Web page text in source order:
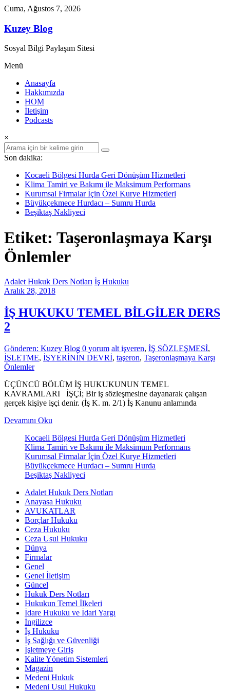
İçeriğe
Cuma, Ağustos 7, 2026
Kuzey Blog
Sosyal Bilgi Paylaşım Sitesi
Menü
Anasayfa
Hakkımızda
HOM
İletişim
Podcasts
×
Son dakika:
Kocaeli Bölgesi Hurda Geri Dönüşüm Hizmetleri
Klima Tamiri ve Bakımı ile Maksimum Performans
Kurumsal Firmalar İçin Özel Kurye Hizmetleri
Büyükçekmece Hurdacı – Sumru Hurda
Beşiktaş Nakliyeci
Etiket: Taşeronlaşmaya Karşı
Önlemler
Adalet Hukuk Ders Notları İş Hukuku
Aralık 28, 2018
İŞ HUKUKU TEMEL BİLGİLER DERS
2
Gönderen: Kuzey Blog 0 yorum alt işveren, İŞ SÖZLEŞMESİ,
İŞLETME, İŞYERİNİN DEVRİ, taşeron, Taşeronlaşmaya Karşı
Önlemler
ÜÇÜNCÜ BÖLÜM İŞ HUKUKUNUN TEMEL
KAVRAMLARI İŞÇİ; Bir iş sözleşmesine dayanarak çalışan
gerçek kişiye işçi denir. (İş K. m. 2/1) İş Kanunu anlamında
Devamını Oku
Kocaeli Bölgesi Hurda Geri Dönüşüm Hizmetleri
Klima Tamiri ve Bakımı ile Maksimum Performans
Kurumsal Firmalar İçin Özel Kurye Hizmetleri
Büyükçekmece Hurdacı – Sumru Hurda
Beşiktaş Nakliyeci
Adalet Hukuk Ders Notları
Anayasa Hukuku
AVUKATLAR
Borçlar Hukuku
Ceza Hukuku
Ceza Usul Hukuku
Dünya
Firmalar
Genel
Genel İletişim
Güncel
Hukuk Ders Notları
Hukukun Temel İlkeleri
İdare Hukuku ve İdari Yargı
İngilizce
İş Hukuku
İş Sağlığı ve Güvenliği
İşletmeye Giriş
Kalite Yönetim Sistemleri
Magazin
Medeni Hukuk
Medeni Usul Hukuku